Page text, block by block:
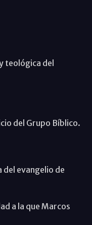
teológica del
del Grupo Bíblico.
del evangelio de
a la que Marcos